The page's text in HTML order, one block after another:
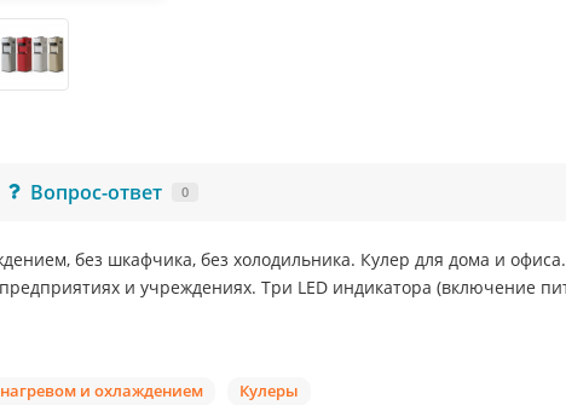
Вопрос-ответ 0
без шкафчика, без холодильника. Кулер для дома и
и учреждениях. Три LED индикатора (включение
и охлаждением Кулеры